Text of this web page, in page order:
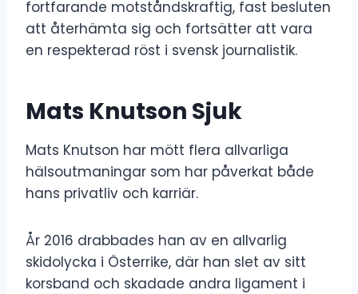
fortfarande motståndskraftig, fast besluten
att återhämta sig och fortsätter att vara
en respekterad röst i svensk journalistik.
Mats Knutson Sjuk
Mats Knutson har mött flera allvarliga
hälsoutmaningar som har påverkat både
hans privatliv och karriär.
År 2016 drabbades han av en allvarlig
skidolycka i Österrike, där han slet av sitt
korsband och skadade andra ligament i